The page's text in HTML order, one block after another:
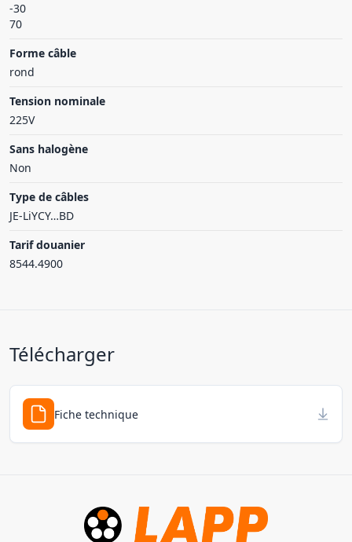
-30
70
Forme câble
rond
Tension nominale
225V
Sans halogène
Non
Type de câbles
JE-LiYCY…BD
Tarif douanier
8544.4900
Télécharger
Fiche technique